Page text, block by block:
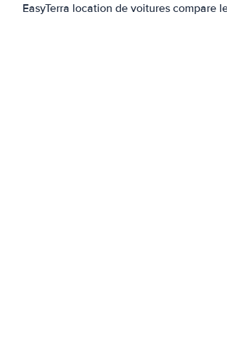
EasyTerra location de voitures compare